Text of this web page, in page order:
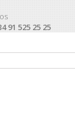
91 525 25 25